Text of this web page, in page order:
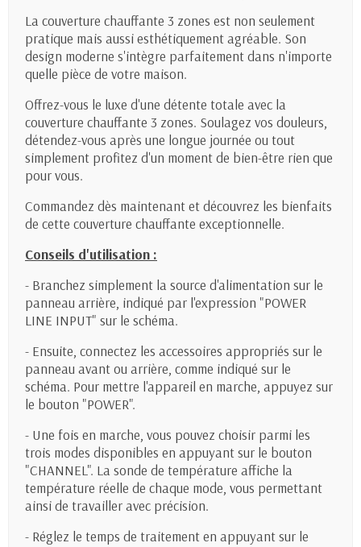
La couverture chauffante 3 zones est non seulement
pratique mais aussi esthétiquement agréable. Son
design moderne s'intègre parfaitement dans n'importe
quelle pièce de votre maison.
Offrez-vous le luxe d'une détente totale avec la
couverture chauffante 3 zones. Soulagez vos douleurs,
détendez-vous après une longue journée ou tout
simplement profitez d'un moment de bien-être rien que
pour vous.
Commandez dès maintenant et découvrez les bienfaits
de cette couverture chauffante exceptionnelle.
Conseils d'utilisation :
- Branchez simplement la source d'alimentation sur le
panneau arrière, indiqué par l'expression "POWER
LINE INPUT" sur le schéma.
- Ensuite, connectez les accessoires appropriés sur le
panneau avant ou arrière, comme indiqué sur le
schéma. Pour mettre l'appareil en marche, appuyez sur
le bouton "POWER".
- Une fois en marche, vous pouvez choisir parmi les
trois modes disponibles en appuyant sur le bouton
"CHANNEL". La sonde de température affiche la
température réelle de chaque mode, vous permettant
ainsi de travailler avec précision.
- Réglez le temps de traitement en appuyant sur le